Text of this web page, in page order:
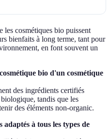
les cosmétiques bio puissent
bienfaits à long terme, tant pour
en font souvent un
bio d'un cosmétique
des ingrédients certifiés
tandis que les
des éléments non-organic.
à tous les types de